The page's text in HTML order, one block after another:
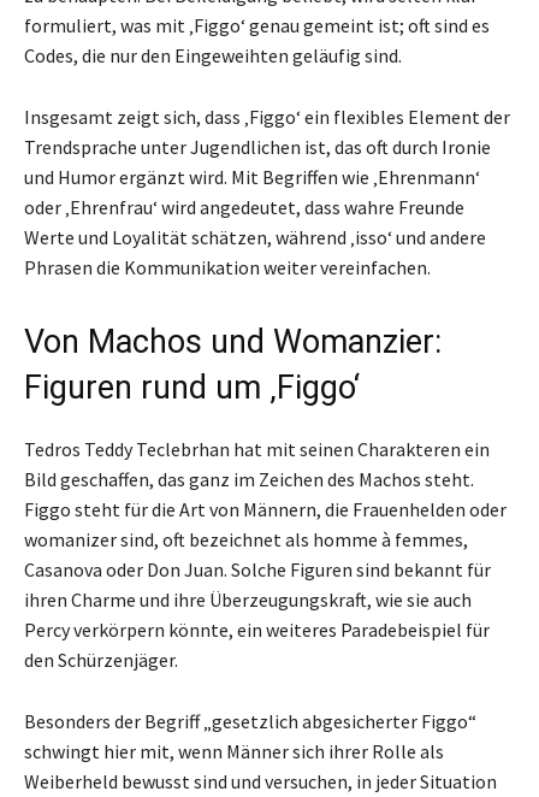
formuliert, was mit ‚Figgo‘ genau gemeint ist; oft sind es
Codes, die nur den Eingeweihten geläufig sind.
Insgesamt zeigt sich, dass ‚Figgo‘ ein flexibles Element der
Trendsprache unter Jugendlichen ist, das oft durch Ironie
und Humor ergänzt wird. Mit Begriffen wie ‚Ehrenmann‘
oder ‚Ehrenfrau‘ wird angedeutet, dass wahre Freunde
Werte und Loyalität schätzen, während ‚isso‘ und andere
Phrasen die Kommunikation weiter vereinfachen.
Von Machos und Womanzier:
Figuren rund um ‚Figgo‘
Tedros Teddy Teclebrhan hat mit seinen Charakteren ein
Bild geschaffen, das ganz im Zeichen des Machos steht.
Figgo steht für die Art von Männern, die Frauenhelden oder
womanizer sind, oft bezeichnet als homme à femmes,
Casanova oder Don Juan. Solche Figuren sind bekannt für
ihren Charme und ihre Überzeugungskraft, wie sie auch
Percy verkörpern könnte, ein weiteres Paradebeispiel für
den Schürzenjäger.
Besonders der Begriff „gesetzlich abgesicherter Figgo“
schwingt hier mit, wenn Männer sich ihrer Rolle als
Weiberheld bewusst sind und versuchen, in jeder Situation